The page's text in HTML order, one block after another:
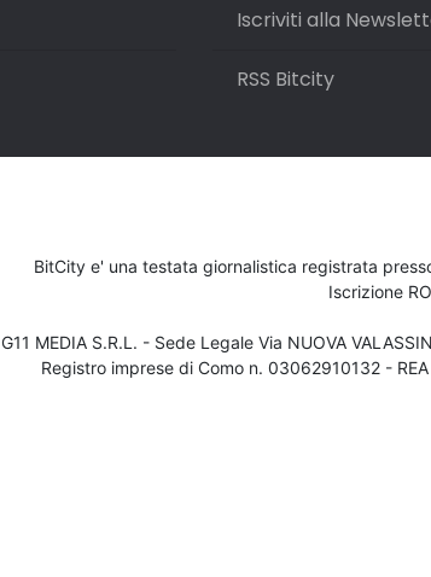
Iscriviti alla
RSS Bitcity
BitCity e' una testata giornalistica registrata
Iscrizione
G11 MEDIA S.R.L. - Sede Legale Via NUOVA
Registro imprese di Como n. 03062910132 -